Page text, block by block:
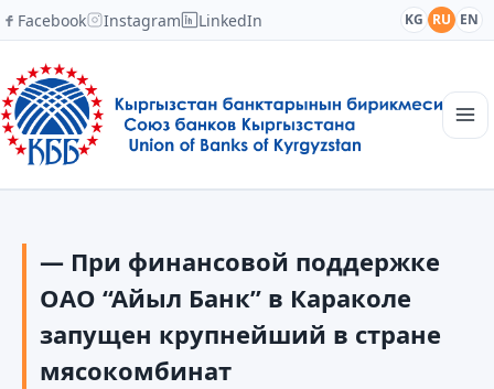
Facebook Instagram LinkedIn KG RU EN
Новости
Академия
Члены и партнеры
Сотрудничество
Контакты
— При финансовой поддержке
ОАО “Айыл Банк” в Караколе
запущен крупнейший в стране
мясокомбинат